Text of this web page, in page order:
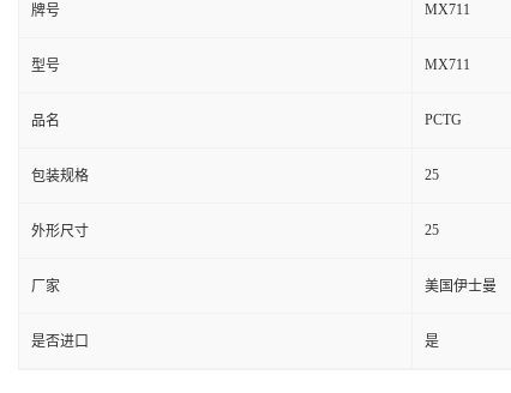
牌号 MX711
型号 MX711
品名 PCTG
包装规格 25
外形尺寸 25
厂家 美国伊士曼
是否进口 是